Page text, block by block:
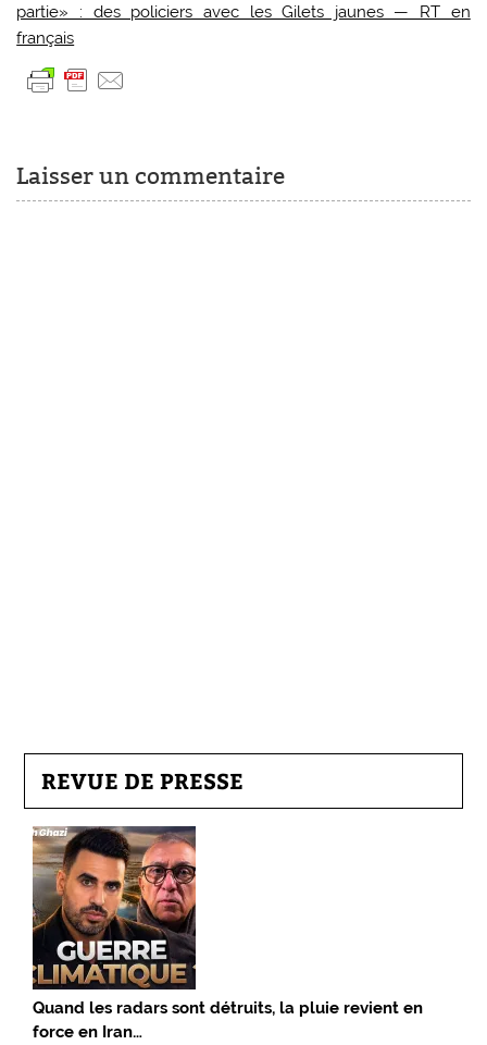
partie» : des policiers avec les Gilets jaunes — RT en
français
Laisser un commentaire
REVUE DE PRESSE
Quand les radars sont détruits, la pluie revient en
force en Iran…